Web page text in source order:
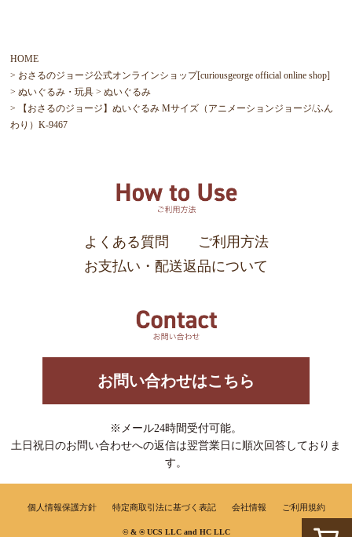
HOME
おさるのジョージ公式オンラインショップ[curiousgeorge official online shop]
ぬいぐるみ・玩具
ぬいぐるみ
【おさるのジョージ】ぬいぐるみ Mサイズ（アニメーションジョージ/ふん
わり）K-9467
よくある質問
ご利用方法
お支払い・配送返品について
お問い合わせはこちら
※メール24時間受付可能。
土日祝日のお問い合わせへの返信は翌営業日に順次回答しておりま
す。
個人情報保護方針 特定商取引法に基づく表記 会社情報 ご利用規約
© & ® UCS LLC and HC LLC